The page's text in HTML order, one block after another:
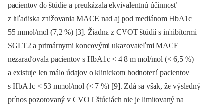
pacientov do štúdie a preukázala ekvivalentnú účinnosť
z hľadiska znižovania MACE nad aj pod mediánom HbA1c
55 mmol/mol (7,2 %) [3]. Žiadna z CVOT štúdií s inhibítormi
SGLT2 a primárnymi koncovými ukazovateľmi MACE
nezaraďovala pacientov s HbA1c < 4 8 m mol/mol (< 6,5 %)
a existuje len málo údajov o klinickom hodnotení pacientov
s HbA1c < 53 mmol/mol (< 7 %) [9]. Zdá sa však, že výsledný
prínos pozorovaný v CVOT štúdiách nie je limitovaný na